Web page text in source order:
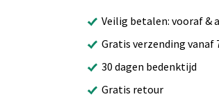
Veilig betalen: vooraf &
Gratis verzending vanaf
30 dagen bedenktijd
Gratis retour